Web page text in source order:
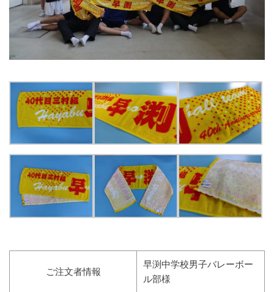
ご注文者情報
早渕中学校男子バレーボー
ル部様